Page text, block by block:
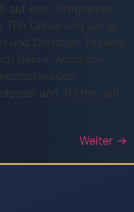
dem Programm.
Düren und Josip
und Christian Theede,
Söhre. Auch drei
und Tröten, auf
Weiter →